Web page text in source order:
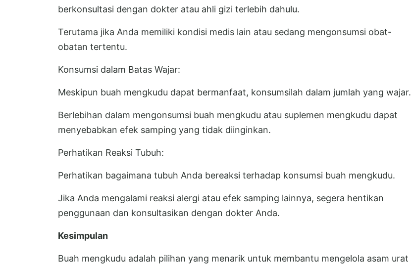
berkonsultasi dengan dokter atau ahli gizi terlebih dahulu.
Terutama jika Anda memiliki kondisi medis lain atau sedang mengonsumsi obat-
obatan tertentu.
Konsumsi dalam Batas Wajar:
Meskipun buah mengkudu dapat bermanfaat, konsumsilah dalam jumlah yang wajar.
Berlebihan dalam mengonsumsi buah mengkudu atau suplemen mengkudu dapat
menyebabkan efek samping yang tidak diinginkan.
Perhatikan Reaksi Tubuh:
Perhatikan bagaimana tubuh Anda bereaksi terhadap konsumsi buah mengkudu.
Jika Anda mengalami reaksi alergi atau efek samping lainnya, segera hentikan
penggunaan dan konsultasikan dengan dokter Anda.
Kesimpulan
Buah mengkudu adalah pilihan yang menarik untuk membantu mengelola asam urat